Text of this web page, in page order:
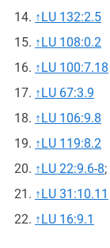
↑LU 132:2.5
↑LU 108:0.2
↑LU 100:7.18
↑LU 67:3.9
↑LU 106:9.8
↑LU 119:8.2
↑LU 22:9.6-8;
↑LU 31:10.11
↑LU 16:9.1